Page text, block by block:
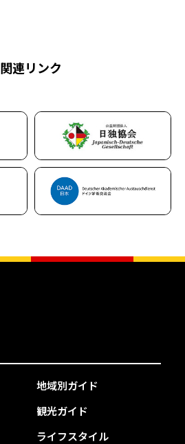
関連リンク
地域別ガイド
観光ガイド
ライフスタイル